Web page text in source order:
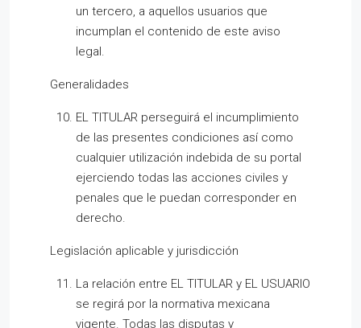
un tercero, a aquellos usuarios que
incumplan el contenido de este aviso
legal.
Generalidades
EL TITULAR perseguirá el incumplimiento
de las presentes condiciones así como
cualquier utilización indebida de su portal
ejerciendo todas las acciones civiles y
penales que le puedan corresponder en
derecho.
Legislación aplicable y jurisdicción
La relación entre EL TITULAR y EL USUARIO
se regirá por la normativa mexicana
vigente. Todas las disputas y